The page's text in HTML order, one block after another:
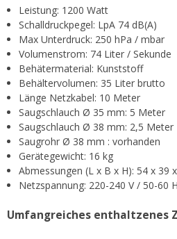
Leistung: 1200 Watt
Schalldruckpegel: LpA 74 dB(A)
Max Unterdruck: 250 hPa / mbar
Volumenstrom: 74 Liter / Sekunde
Behätermaterial: Kunststoff
Behältervolumen: 35 Liter brutto
Länge Netzkabel: 10 Meter
Saugschlauch Ø 35 mm: 5 Meter
Saugschlauch Ø 38 mm: 2,5 Meter
Saugrohr Ø 38 mm : vorhanden
Gerätegewicht: 16 kg
Abmessungen (L x B x H): 54 x 39
Netzspannung: 220-240 V / 50-60
Umfangreiches enthaltzenes